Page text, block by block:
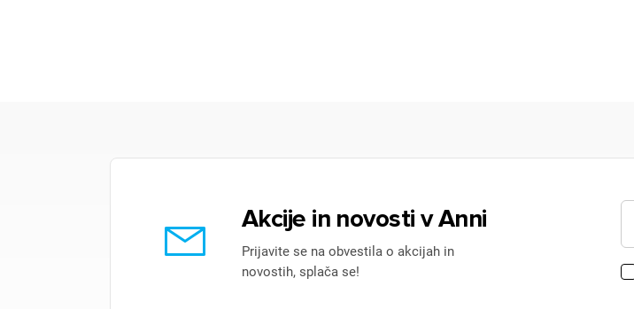
Akcije in novosti v Anni
Prijavite se na obvestila o akcijah in
novostih, splača se!